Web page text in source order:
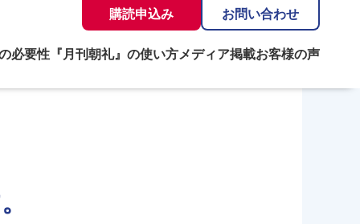
購読申込み お問い合わせ
必要性 『月刊朝礼』の使い方メディア掲載お客様の声